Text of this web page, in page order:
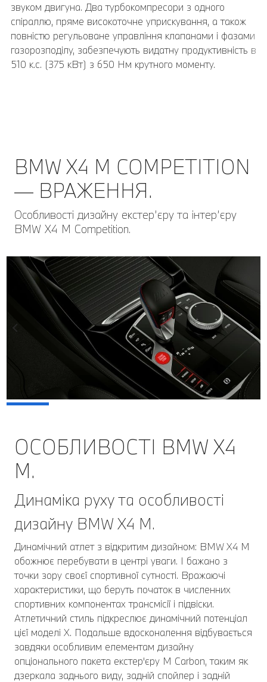
звуком двигуна. Два турбокомпресори з одного
спіраллю, пряме високоточне уприскування, а також
повністю регульоване управління клапанами і фазами
газорозподілу, забезпечують видатну продуктивність в
510 к.с. (375 кВт) з 650 Нм крутного моменту.
коліс 9,5J x 21 з шинами 255/40 ZR21, розмір задніх
коліс 10J x 21 з шинами 265/40 ZR21.
BMW X4 M COMPETITION
— ВРАЖЕННЯ.
Особливості дизайну екстер’єру та інтер’єру
BMW Х4 M Competition.
ОСОБЛИВОСТІ BMW X4
M.
Динаміка руху та особливості
дизайну BMW X4 M.
Динамічний атлет з відкритим дизайном: BMW X4 M
обожнює перебувати в центрі уваги. І бажано з
точки зору своєї спортивної сутності. Вражаючі
характеристики, що беруть початок в численних
спортивних компонентах трансмісії і підвіски.
Атлетичний стиль підкреслює динамічний потенціал
цієї моделі X. Подальше вдосконалення відбувається
завдяки особливим елементам дизайну
опціонального пакета екстер'єру M Carbon, таким як
дзеркала заднього виду, задній спойлер і задній